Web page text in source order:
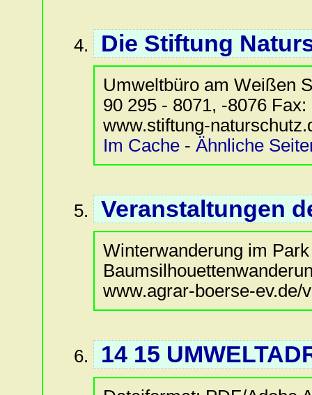
Die Stiftung
Umweltbüro am Weißen
90 295 - 8071, -8076
www.stiftung-
Im Cache - Ähnliche
Veranstaltungen
Winterwanderung im
www.agrar-boerse-
14 15